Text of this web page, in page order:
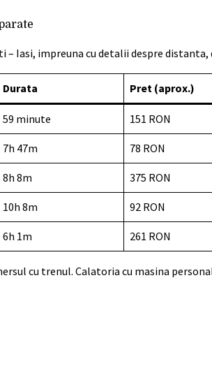
Iasi, impreuna cu detalii despre distanta,
Durata Pret (aprox.)
59 minute 151 RON
7h 47m 78 RON
8h 8m 375 RON
10h 8m 92 RON
6h 1m 261 RON
cu trenul. Calatoria cu masina